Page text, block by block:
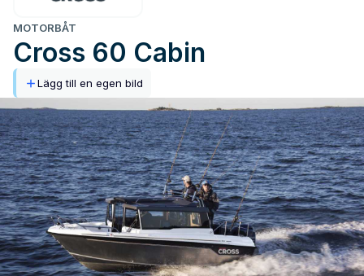
MOTORBÅT
Cross 60 Cabin
Lägg till en egen bild